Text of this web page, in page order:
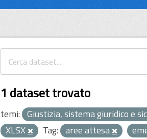
1 dataset trovato
temi: Giustizia, sistema giuridico e
XLSX
Tag: aree attesa